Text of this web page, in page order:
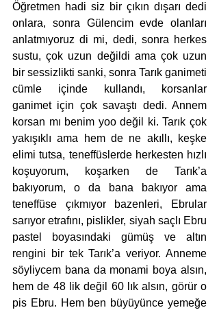
Öğretmen hadi siz bir çıkın dışarı dedi
onlara, sonra Gülencim evde olanları
anlatmıyoruz di mi, dedi, sonra herkes
sustu, çok uzun değildi ama çok uzun
bir sessizlikti sanki, sonra Tarık ganimeti
cümle içinde kullandı, korsanlar
ganimet için çok savaştı dedi. Annem
korsan mı benim yoo değil ki. Tarık çok
yakışıklı ama hem de ne akıllı, keşke
elimi tutsa, teneffüslerde herkesten hızlı
koşuyorum, koşarken de Tarık’a
bakıyorum, o da bana bakıyor ama
teneffüse çıkmıyor bazenleri, Ebrular
sarıyor etrafını, pislikler, siyah saçlı Ebru
pastel boyasındaki gümüş ve altın
rengini bir tek Tarık’a veriyor. Anneme
söyliycem bana da monami boya alsın,
hem de 48 lik değil 60 lık alsın, görür o
pis Ebru. Hem ben büyüyünce yemeğe